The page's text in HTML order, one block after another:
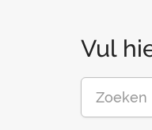
Vul